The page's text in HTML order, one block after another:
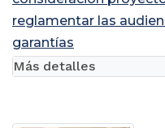
reglamentar las
garantías
Más detalles